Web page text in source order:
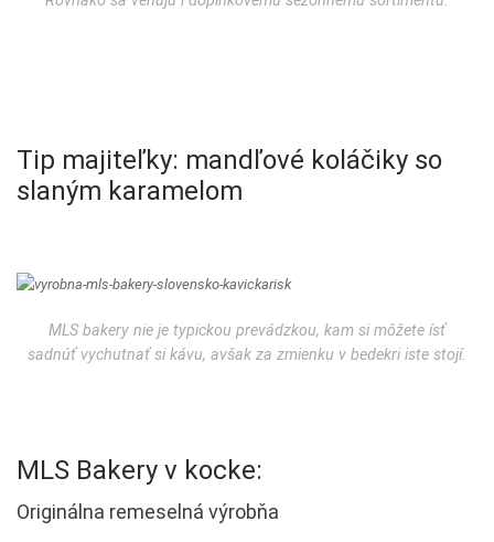
Tip majiteľky: mandľové koláčiky so
slaným karamelom
MLS bakery nie je typickou prevádzkou, kam si môžete ísť
sadnúť vychutnať si kávu, avšak za zmienku v bedekri iste stojí.
MLS Bakery v kocke:
Originálna remeselná výrobňa